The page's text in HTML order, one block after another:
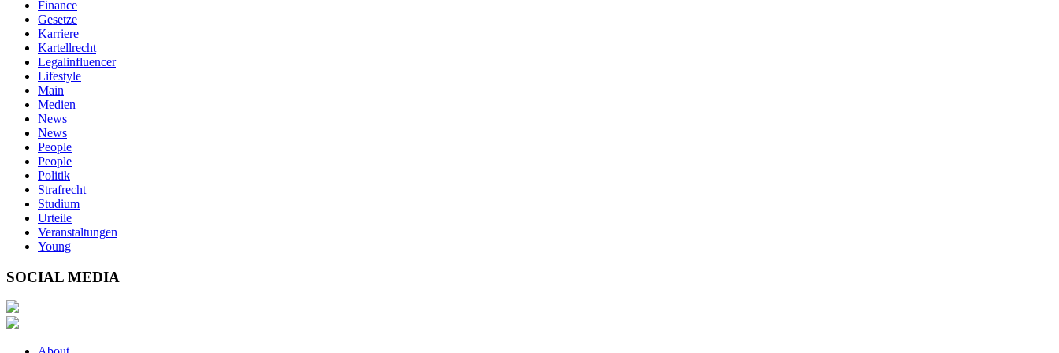
Finance
Gesetze
Karriere
Kartellrecht
Legalinfluencer
Lifestyle
Main
Medien
News
News
People
People
Politik
Strafrecht
Studium
Urteile
Veranstaltungen
Young
SOCIAL MEDIA